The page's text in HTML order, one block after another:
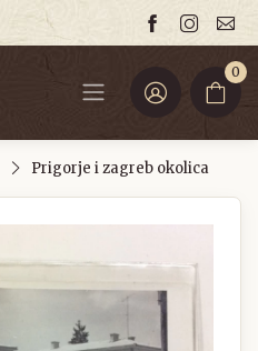
0
Prigorje i zagreb okolica